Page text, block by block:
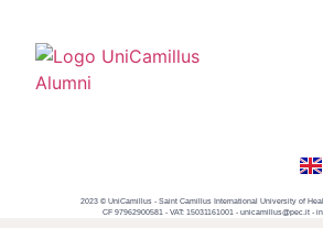
2023 © UniCamillus - Saint Camillus International University of
CF 97962900581 - VAT: 15031161001 - unicamillus@pec.it -